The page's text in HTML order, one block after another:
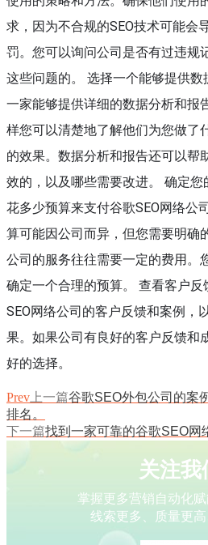
求，因为不合规的SEO技术可能会
罚。您可以询问公司是否有过违规
这些问题的。 选择一个能够提供
一家能够提供详细的数据分析和报
样您可以清楚地了解他们为您做了
的效果。数据分析和报告还可以帮
效的，以及哪些需要改进。 确定
花多少预算来支付谷歌SEO网络公
算可能因公司而异，但您需要明确
公司的服务往往需要一定的费用。
确定一个合理的预算。 查看客户
SEO网络公司的客户反馈和案例，
果。如果公司有良好的客户反馈和
好的选择。
Prev 上一篇谷歌SEO外包公司的案
排名。
下一篇找到一家可靠的谷歌SEO网
关注我
掌握更多营销自动化
线索更多、质量更